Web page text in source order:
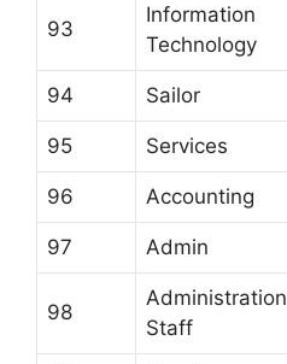
93
Information
Technology
94 Sailor
95 Services
96 Accounting
97 Admin
98
Administration
Staff